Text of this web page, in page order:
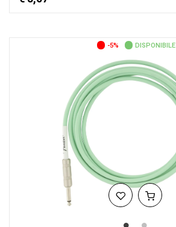
-5% DISPONIBILE